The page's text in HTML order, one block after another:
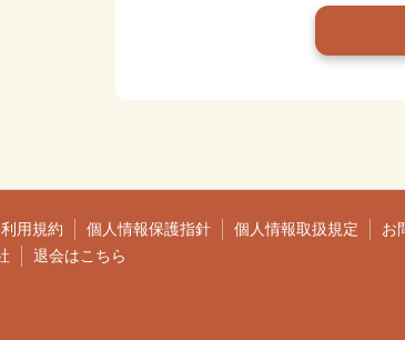
利用規約 個人情報保護指針 個人情報取扱規定 お
退会はこちら